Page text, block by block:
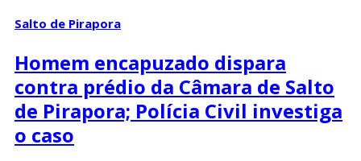
Salto de Pirapora
Homem encapuzado dispara
contra prédio da Câmara de Salto
de Pirapora; Polícia Civil investiga
o caso